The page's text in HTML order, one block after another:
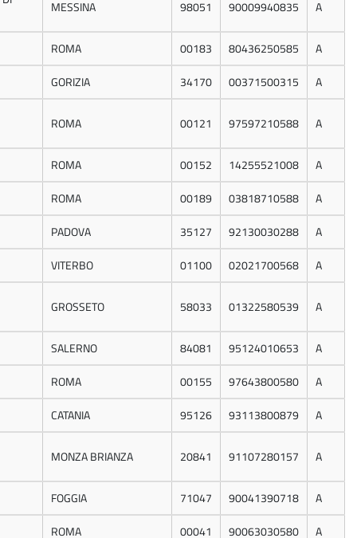
MESSINA 98051 90009940835 A
ROMA 00183 80436250585
A
GORIZIA
34170 00371500315 A
ROMA 00121 97597210588 A
ROMA 00152 14255521008
A
ROMA
00189 03818710588
A
PADOVA
35127 92130030288
A
VITERBO
01100 02021700568 A
GROSSETO 58033 01322580539 A
SALERNO 84081 95124010653
A
ROMA
00155 97643800580
A
CATANIA
95126 93113800879 A
MONZA BRIANZA 20841 91107280157 A
FOGGIA 71047 90041390718
A
ROMA
00041 90063030580
A